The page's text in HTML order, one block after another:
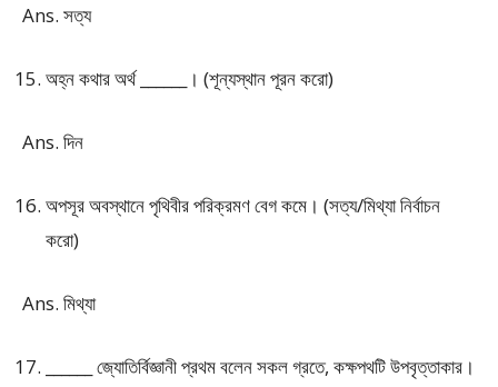
Ans. সত্য
অহ্ন কথার অর্থ ______। (শূন্যস্থান পূরন করো)
Ans. দিন
অপসূর অবস্থানে পৃথিবীর পরিক্রমণ বেগ কমে। (সত্য/মিথ্যা নির্বাচন
করো)
Ans. মিথ্যা
______ জ্যোতির্বিজ্ঞানী প্রথম বলেন সকল গ্রতে, কক্ষপথটি উপবৃত্তাকার।